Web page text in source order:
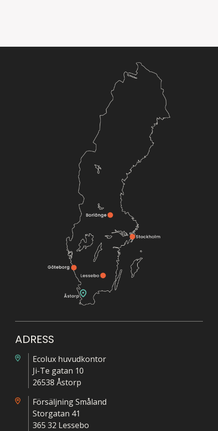
ADRESS
Ecolux huvudkontor
Ji-Te gatan 10
26538 Åstorp
Försäljning Småland
Storgatan 41
365 32 Lessebo